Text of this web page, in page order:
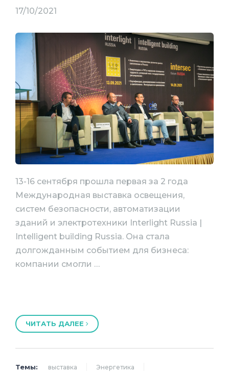
17/10/2021
13-16 сентября прошла первая за 2 года
Международная выставка освещения,
систем безопасности, автоматизации
зданий и электротехники Interlight Russia |
Intelligent building Russia. Она стала
долгожданным событием для бизнеса:
компании смогли …
ЧИТАТЬ ДАЛЕЕ
Темы: выставка Энергетика